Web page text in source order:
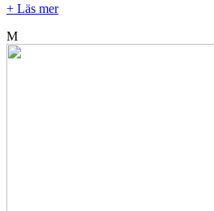
+ Läs mer
M